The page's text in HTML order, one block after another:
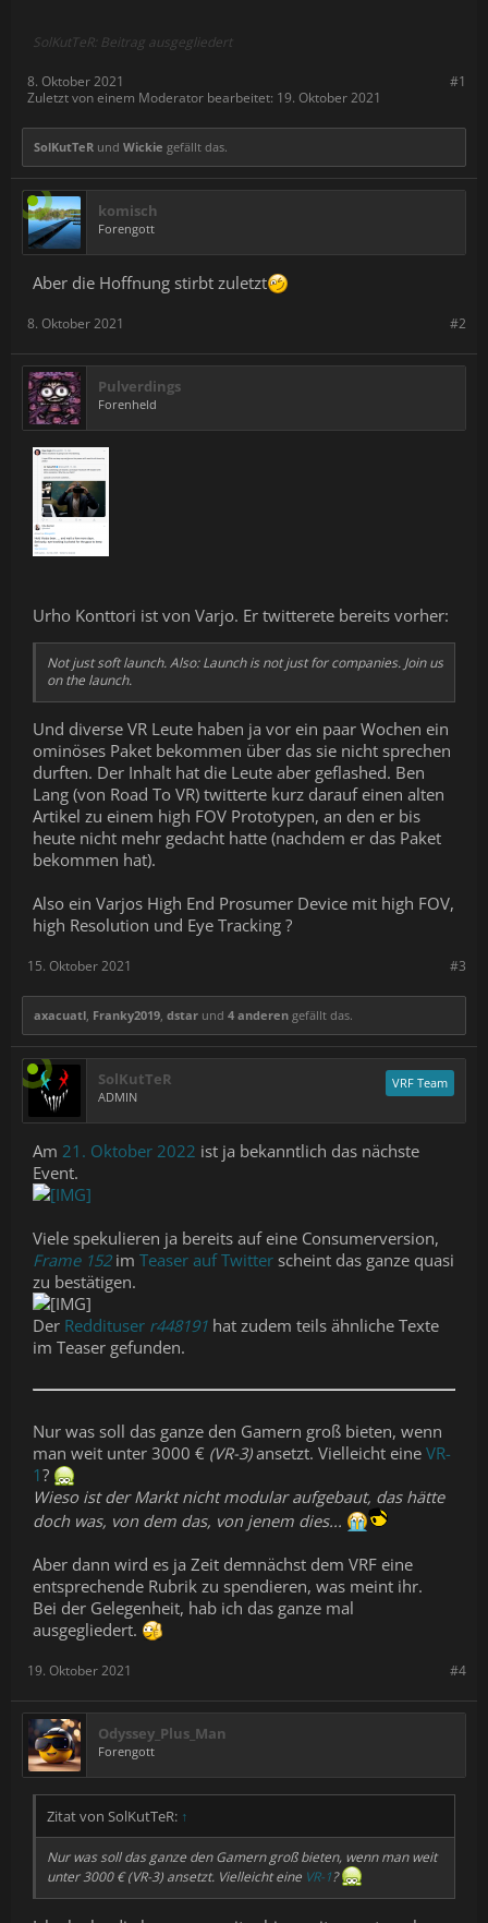
SolKutTeR: Beitrag ausgegliedert
#1
8. Oktober 2021
Zuletzt von einem Moderator bearbeitet: 19. Oktober 2021
SolKutTeR und Wickie gefällt das.
komisch
Forengott
Aber die Hoffnung stirbt zuletzt
#2
8. Oktober 2021
Pulverdings
Forenheld
Urho Konttori ist von Varjo. Er twitterete bereits vorher:
Not just soft launch. Also: Launch is not just for companies. Join us
on the launch.
Und diverse VR Leute haben ja vor ein paar Wochen ein
ominöses Paket bekommen über das sie nicht sprechen
durften. Der Inhalt hat die Leute aber geflashed. Ben
Lang (von Road To VR) twitterte kurz darauf einen alten
Artikel zu einem high FOV Prototypen, an den er bis
heute nicht mehr gedacht hatte (nachdem er das Paket
bekommen hat).
Also ein Varjos High End Prosumer Device mit high FOV,
high Resolution und Eye Tracking ?
#3
15. Oktober 2021
axacuatl, Franky2019, dstar und 4 anderen gefällt das.
SolKutTeR
ADMIN
VRF Team
Am 21. Oktober 2022 ist ja bekanntlich das nächste
Event.
Viele spekulieren ja bereits auf eine Consumerversion,
Frame 152im Teaser auf Twitter scheint das ganze quasi
zu bestätigen.
Der Reddituser r448191 hat zudem teils ähnliche Texte
im Teaser gefunden.
Nur was soll das ganze den Gamern groß bieten, wenn
man weit unter 3000 € (VR-3)ansetzt. Vielleicht eine VR-
1?
Wieso ist der Markt nicht modular aufgebaut, das hätte
doch was, von dem das, von jenem dies...
Aber dann wird es ja Zeit demnächst dem VRF eine
entsprechende Rubrik zu spendieren, was meint ihr.
Bei der Gelegenheit, hab ich das ganze mal
ausgegliedert.
#4
19. Oktober 2021
Odyssey_Plus_Man
Forengott
Zitat von SolKutTeR: ↑
Nur was soll das ganze den Gamern groß bieten, wenn man weit
unter 3000 €(VR-3) ansetzt. Vielleicht eine VR-1?